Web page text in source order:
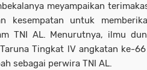
meyampaikan
kesempatan untuk
TNI AL. Menurutnya, ilmu
Tingkat lV angkatan ke-
sebagai perwira TNI AL.